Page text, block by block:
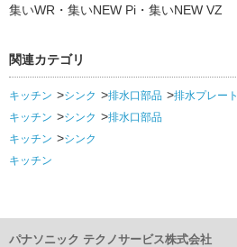
集いWR・集いNEW Pi・集いNEW VZ
関連カテゴリ
キッチン シンク 排水口部品
排水プレート
キッチン
シンク
排水口部品
キッチン
シンク
キッチン
パナソニック テクノサービス株式会社